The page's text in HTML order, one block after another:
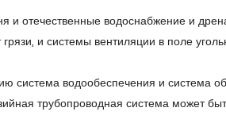
и отечественные водоснабжение и
и системы вентиляции в поле
система водообеспечения и система
трубопроводная система может